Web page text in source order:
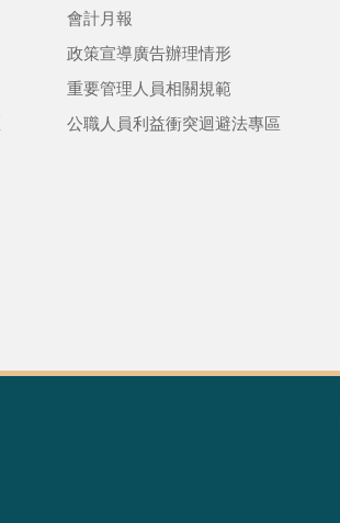
會計月報
政策宣導廣告辦理情形
重要管理人員相關規範
公職人員利益衝突迴避法專區